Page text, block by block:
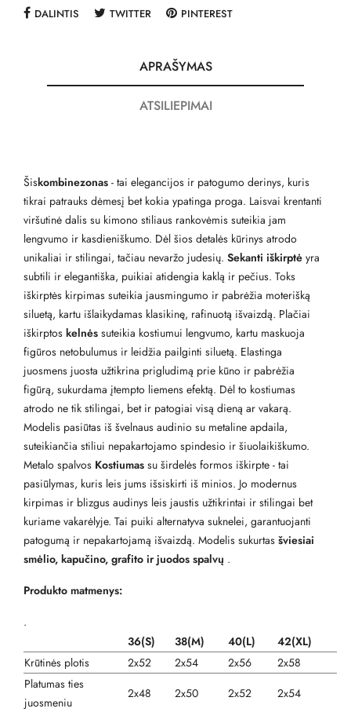
DALINTIS TWITTER PINTEREST
APRAŠYMAS
ATSILIEPIMAI
Šiskombinezonas - tai elegancijos ir patogumo derinys, kuris
tikrai patrauks dėmesį bet kokia ypatinga proga. Laisvai krentanti
viršutinė dalis su kimono stiliaus rankovėmis suteikia jam
lengvumo ir kasdieniškumo. Dėl šios detalės kūrinys atrodo
unikaliai ir stilingai, tačiau nevaržo judesių. Sekanti iškirptė yra
subtili ir elegantiška, puikiai atidengia kaklą ir pečius. Toks
iškirptės kirpimas suteikia jausmingumo ir pabrėžia moterišką
siluetą, kartu išlaikydamas klasikinę, rafinuotą išvaizdą. Plačiai
iškirptos kelnės suteikia kostiumui lengvumo, kartu maskuoja
figūros netobulumus ir leidžia pailginti siluetą. Elastinga
juosmens juosta užtikrina prigludimą prie kūno ir pabrėžia
figūrą, sukurdama įtempto liemens efektą. Dėl to kostiumas
atrodo ne tik stilingai, bet ir patogiai visą dieną ar vakarą.
Modelis pasiūtas iš švelnaus audinio su metaline apdaila,
suteikiančia stiliui nepakartojamo spindesio ir šiuolaikiškumo.
Metalo spalvos Kostiumas su širdelės formos iškirpte - tai
pasiūlymas, kuris leis jums išsiskirti iš minios. Jo modernus
kirpimas ir blizgus audinys leis jaustis užtikrintai ir stilingai bet
kuriame vakarėlyje. Tai puiki alternatyva suknelei, garantuojanti
patogumą ir nepakartojamą išvaizdą. Modelis sukurtas šviesiai
smėlio, kapučino, grafito ir juodos spalvų .
Produkto matmenys:
.
36(S)
38(M) 40(L)
42(XL)
Krūtinės plotis
2x52 2x54 2x56
2x58
Platumas ties
juosmeniu
2x48 2x50 2x52
2x54